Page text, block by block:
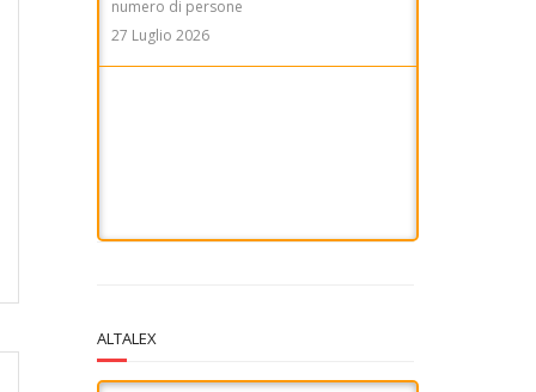
27 Luglio 2026
COMUNICATO STAMPA - Telemarketing, il
ALTALEX